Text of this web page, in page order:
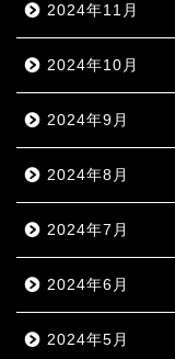
2024年11月
2024年10月
2024年9月
2024年8月
2024年7月
2024年6月
2024年5月